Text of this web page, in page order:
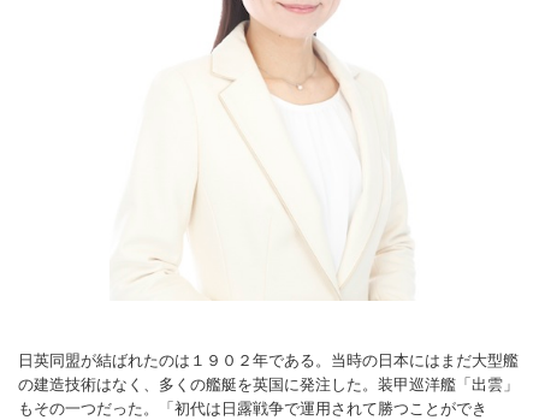
日英同盟が結ばれたのは１９０２年である。当時の日本にはまだ大型艦
の建造技術はなく、多くの艦艇を英国に発注した。装甲巡洋艦「出雲」
もその一つだった。「初代は日露戦争で運用されて勝つことができ